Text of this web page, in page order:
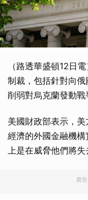
（路透華盛頓12日
制裁，包括針對向
削弱對烏克蘭發動戰
美國財政部表示，
經濟的外國金融機
上是在威脅他們將
廣